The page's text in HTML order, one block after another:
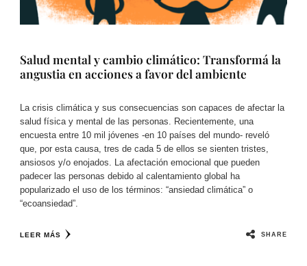
Salud mental y cambio climático: Transformá la
angustia en acciones a favor del ambiente
La crisis climática y sus consecuencias son capaces de afectar la
salud física y mental de las personas. Recientemente, una
encuesta entre 10 mil jóvenes -en 10 países del mundo- reveló
que, por esta causa, tres de cada 5 de ellos se sienten tristes,
ansiosos y/o enojados. La afectación emocional que pueden
padecer las personas debido al calentamiento global ha
popularizado el uso de los términos: “ansiedad climática” o
“ecoansiedad”.
LEER MÁS SHARE